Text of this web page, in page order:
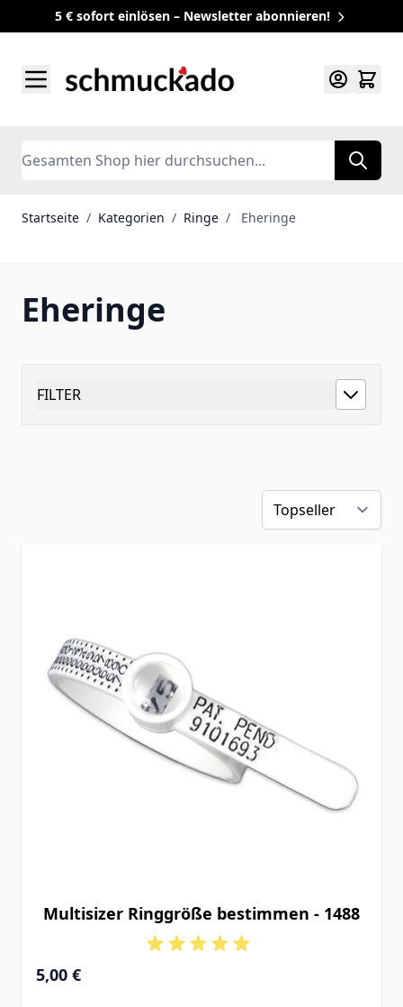
5 € sofort einlösen – Newsletter abonnieren!
Search
Startseite / Kategorien / Ringe / Eheringe
Eheringe
FILTER
Multisizer Ringgröße bestimmen - 1488
5,00 €